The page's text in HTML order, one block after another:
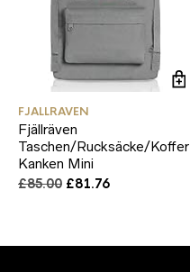
FJALLRAVEN
Fjällräven
Taschen/Rucksäcke/Koffer
Kanken Mini
£85.00 Original
£81.76Current